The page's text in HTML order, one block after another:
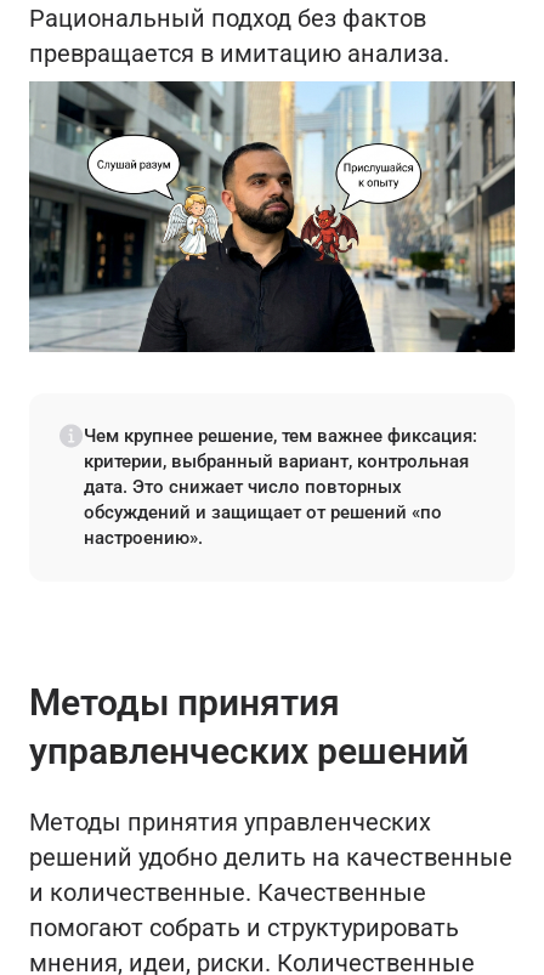
Рациональный подход без фактов
превращается в имитацию анализа.
Чем крупнее решение, тем важнее фиксация:
критерии, выбранный вариант, контрольная
дата. Это снижает число повторных
обсуждений и защищает от решений «по
настроению».
Методы принятия
управленческих решений
Методы принятия управленческих
решений удобно делить на качественные
и количественные. Качественные
помогают собрать и структурировать
мнения, идеи, риски. Количественные